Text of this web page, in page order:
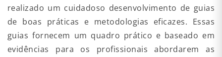
realizado um cuidadoso desenvolvimento de guias
de boas práticas e metodologias eficazes. Essas
guias fornecem um quadro prático e baseado em
evidências para os profissionais abordarem as